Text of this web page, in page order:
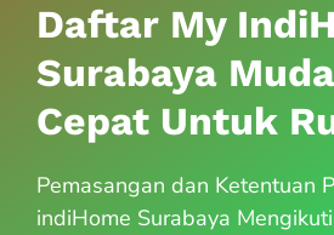
Daftar My
Surabaya
Cepat Untuk
Pemasangan dan Ketentuan
indiHome Surabaya